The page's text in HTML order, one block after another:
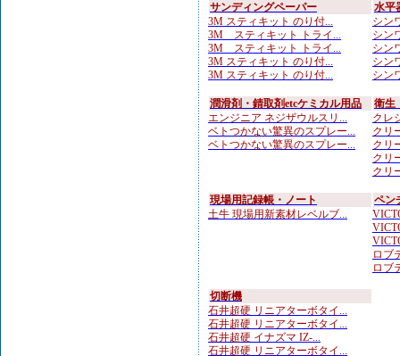
サンディングペーパー
3M スティキット のり付...
3M スティキット トライ...
3M スティキット トライ...
3M スティキット のり付...
3M スティキット のり付...
水平
シン
シン
シン
シン
シン
潤滑剤・錆取剤etcケミカル用品
エンジニア ネジザウルスリ...
ベトつかない驚異のスプレー...
ベトつかない驚異のスプレー...
衛生
クレ
クリ
クリ
クリ
クリ
現場用記録帳・ノート
土牛 現場用新素材レベルブ...
ペン
ロブ
ロブ
切断機
石井超硬 リニアターボタイ...
石井超硬 リニアターボタイ...
石井超硬 イナズマ IZ-...
石井超硬 リニアターボタイ...